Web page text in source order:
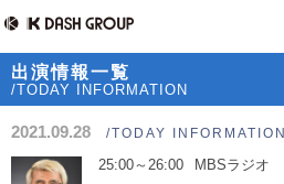
出演情報一覧
/TODAY INFORMATION
2021.09.28 /TODAY INFORMATION
25:00～26:00
MBSラジオ